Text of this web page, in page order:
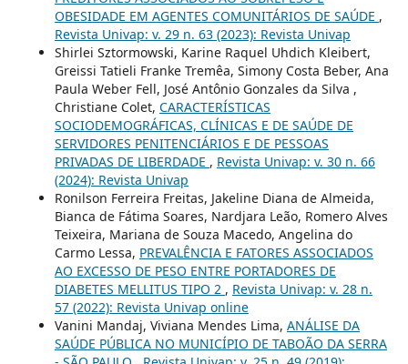
OBESIDADE EM AGENTES COMUNITÁRIOS DE SAÚDE ,
Revista Univap: v. 29 n. 63 (2023): Revista Univap
Shirlei Sztormowski, Karine Raquel Uhdich Kleibert,
Greissi Tatieli Franke Tremêa, Simony Costa Beber, Ana
Paula Weber Fell, José Antônio Gonzales da Silva ,
Christiane Colet, CARACTERÍSTICAS
SOCIODEMOGRÁFICAS, CLÍNICAS E DE SAÚDE DE
SERVIDORES PENITENCIÁRIOS E DE PESSOAS
PRIVADAS DE LIBERDADE , Revista Univap: v. 30 n. 66
(2024): Revista Univap
Ronilson Ferreira Freitas, Jakeline Diana de Almeida,
Bianca de Fátima Soares, Nardjara Leão, Romero Alves
Teixeira, Mariana de Souza Macedo, Angelina do
Carmo Lessa, PREVALÊNCIA E FATORES ASSOCIADOS
AO EXCESSO DE PESO ENTRE PORTADORES DE
DIABETES MELLITUS TIPO 2 , Revista Univap: v. 28 n.
57 (2022): Revista Univap online
Vanini Mandaj, Viviana Mendes Lima, ANÁLISE DA
SAÚDE PÚBLICA NO MUNICÍPIO DE TABOÃO DA SERRA